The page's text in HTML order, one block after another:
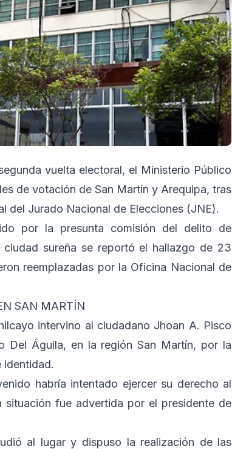
vuelta electoral, el Ministerio Público
de votación de San Martín y Arequipa, tras
del Jurado Nacional de Elecciones (JNE).
por la presunta comisión del delito de
sureña se reportó el hallazgo de 23
reemplazadas por la Oficina Nacional de
SAN MARTÍN
intervino al ciudadano Jhoan A. Pisco
Del Águila, en la región San Martín, por la
identidad.
habría intentado ejercer su derecho al
fue advertida por el presidente de
al lugar y dispuso la realización de las